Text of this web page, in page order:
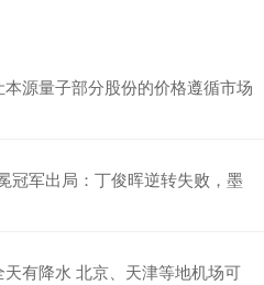
源量子部分股份的价格遵循市场
冠军出局：丁俊晖逆转失败，墨
有降水 北京、天津等地机场可